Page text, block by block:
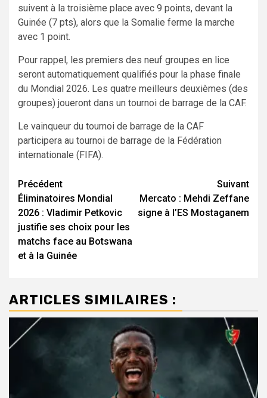
suivent à la troisième place avec 9 points, devant la
Guinée (7 pts), alors que la Somalie ferme la marche
avec 1 point.
Pour rappel, les premiers des neuf groupes en lice
seront automatiquement qualifiés pour la phase finale
du Mondial 2026. Les quatre meilleurs deuxièmes (des
groupes) joueront dans un tournoi de barrage de la CAF.
Le vainqueur du tournoi de barrage de la CAF
participera au tournoi de barrage de la Fédération
internationale (FIFA).
Navigation
d’article
Précédent
Éliminatoires Mondial
2026 : Vladimir Petkovic
justifie ses choix pour les
matchs face au Botswana
et à la Guinée
Suivant
Mercato : Mehdi Zeffane
signe à l’ES Mostaganem
ARTICLES SIMILAIRES :